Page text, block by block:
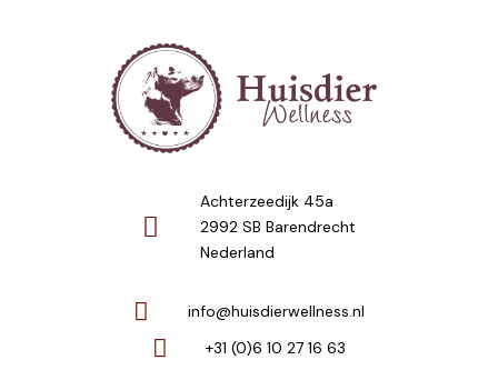
Achterzeedijk 45a
2992 SB Barendrecht
Nederland
info@huisdierwellness.nl
+31 (0)6 10 27 16 63